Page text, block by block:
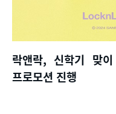
락앤락, 신학기 맞
프로모션 진행